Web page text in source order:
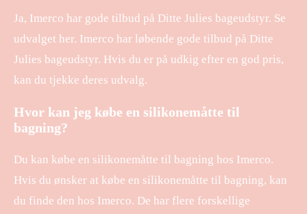
Ja, Imerco har gode tilbud på Ditte Julies bageudstyr. Se
udvalget her. Imerco har løbende gode tilbud på Ditte
Julies bageudstyr. Hvis du er på udkig efter en god pris,
kan du tjekke deres udvalg.
Hvor kan jeg købe en silikonemåtte til
bagning?
Du kan købe en silikonemåtte til bagning hos Imerco.
Hvis du ønsker at købe en silikonemåtte til bagning, kan
du finde den hos Imerco. De har flere forskellige